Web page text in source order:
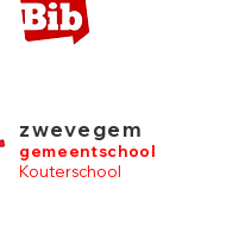
zwevegem
gemeentschool
Kouterschool